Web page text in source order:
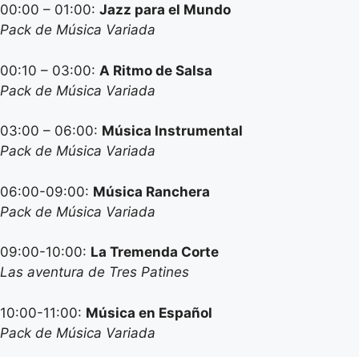
00:00 – 01:00: Jazz para el Mundo
Pack de Música Variada
00:10 – 03:00: A Ritmo de Salsa
Pack de Música Variada
03:00 – 06:00: Música Instrumental
Pack de Música Variada
06:00-09:00: Música Ranchera
Pack de Música Variada
09:00-10:00: La Tremenda Corte
Las aventura de Tres Patines
10:00-11:00: Música en Español
Pack de Música Variada